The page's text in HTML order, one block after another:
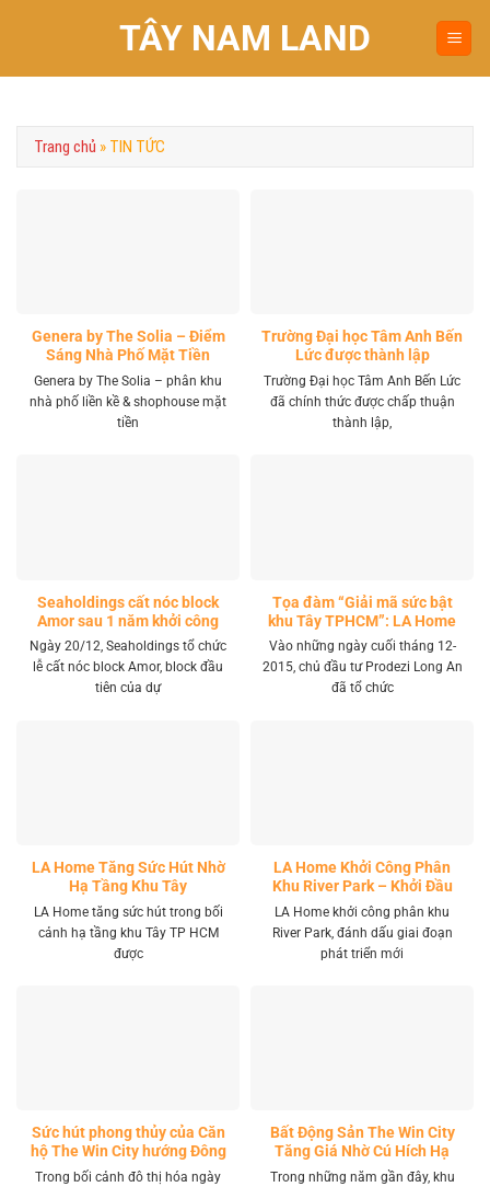
TÂY NAM LAND
Trang chủ » TIN TỨC
Genera by The Solia – Điểm
Sáng Nhà Phố Mặt Tiền
Vành Đai 4 Khu Tây
Genera by The Solia – phân khu
nhà phố liền kề & shophouse mặt
tiền
Trường Đại học Tâm Anh Bến
Lức được thành lập
Trường Đại học Tâm Anh Bến Lức
đã chính thức được chấp thuận
thành lập,
Seaholdings cất nóc block
Amor sau 1 năm khởi công
Ngày 20/12, Seaholdings tổ chức
lễ cất nóc block Amor, block đầu
tiên của dự
Tọa đàm “Giải mã sức bật
khu Tây TPHCM”: LA Home
khai mở tọa độ đầu tư mới
Vào những ngày cuối tháng 12-
2015, chủ đầu tư Prodezi Long An
đã tổ chức
LA Home Tăng Sức Hút Nhờ
Hạ Tầng Khu Tây
LA Home tăng sức hút trong bối
cảnh hạ tầng khu Tây TP HCM
được
LA Home Khởi Công Phân
Khu River Park – Khởi Đầu
Giai Đoạn Phát Triển Mới
LA Home khởi công phân khu
River Park, đánh dấu giai đoạn
phát triển mới
Sức hút phong thủy của Căn
hộ The Win City hướng Đông
Nam
Trong bối cảnh đô thị hóa ngày
Bất Động Sản The Win City
Tăng Giá Nhờ Cú Hích Hạ
Tầng
Trong những năm gần đây, khu